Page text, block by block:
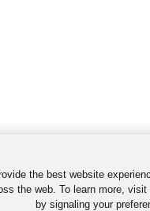
the best website
the web. To learn more,
by signaling your